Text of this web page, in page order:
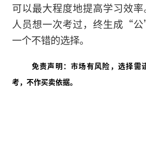
可以最大程度地提高学习效
人员想一次考过，终生成“
一个不错的选择。
免责声明：市场有风险，选择需
考，不作买卖依据。